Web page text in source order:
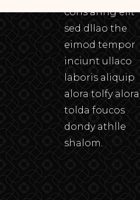
cons aring elit
sed dllao the
eimod tempor
inciunt ullaco
laboris aliquip
alora tolfy alora
tolda foucos
dondy athlle
shalom.